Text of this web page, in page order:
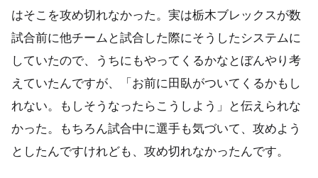
はそこを攻め切れなかった。実は栃木ブレックスが数
試合前に他チームと試合した際にそうしたシステムに
していたので、うちにもやってくるかなとぼんやり考
えていたんですが、「お前に田臥がついてくるかもし
れない。もしそうなったらこうしよう」と伝えられな
かった。もちろん試合中に選手も気づいて、攻めよう
としたんですけれども、攻め切れなかったんです。